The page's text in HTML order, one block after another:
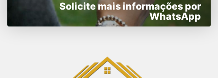
Solicite mais informações por
WhatsApp